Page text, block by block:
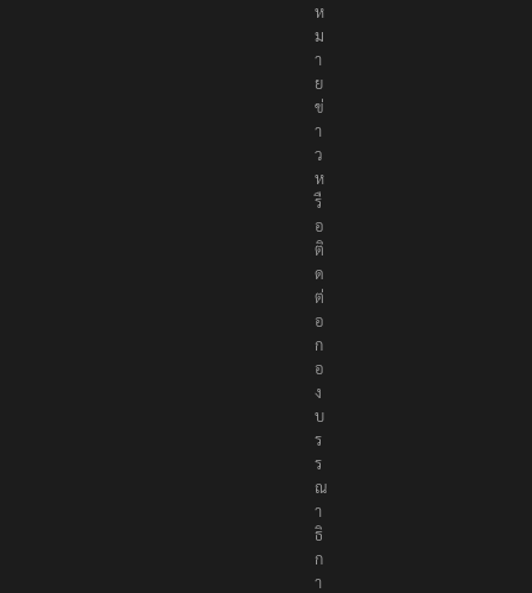
ห
ม
า
ย
ข่
า
ว
ห
รื
อ
ติ
ด
ต่
อ
ก
อ
ง
บ
ร
ร
ณ
า
ธิ
ก
า